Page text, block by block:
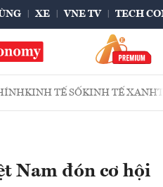
XE VNE TV TECH
KINH TẾ SỐKINH TẾ XANH
Nam đón cơ hội